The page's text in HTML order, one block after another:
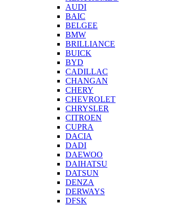
AUDI
BAIC
BELGEE
BMW
BRILLIANCE
BUICK
BYD
CADILLAC
CHANGAN
CHERY
CHEVROLET
CHRYSLER
CITROEN
CUPRA
DACIA
DADI
DAEWOO
DAIHATSU
DATSUN
DENZA
DERWAYS
DFSK